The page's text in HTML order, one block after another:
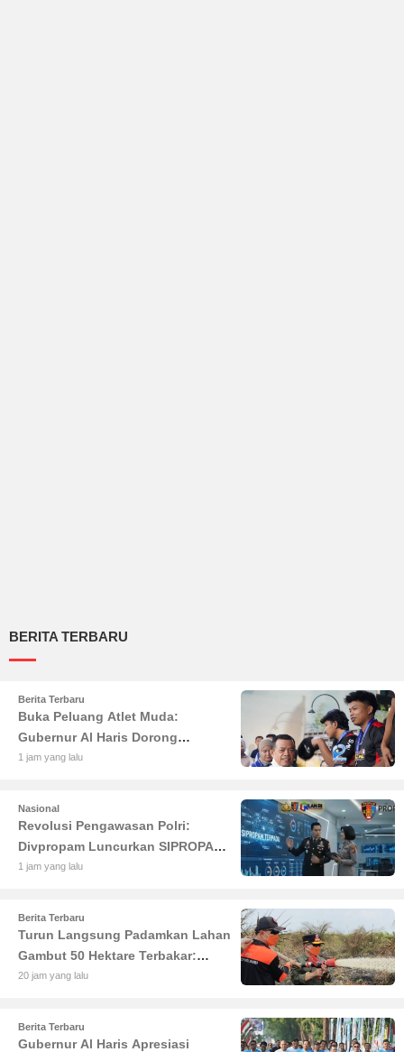
BERITA TERBARU
Berita Terbaru
Buka Peluang Atlet Muda:
Gubernur Al Haris Dorong
Turnamen Padel Piala Ketua DPRD
1 jam yang lalu
Nasional
Revolusi Pengawasan Polri:
Divpropam Luncurkan SIPROPAM
Terpadu Berbasis AI untuk
1 jam yang lalu
Berita Terbaru
Turun Langsung Padamkan Lahan
Gambut 50 Hektare Terbakar:
Gubernur Al Haris Minta Desa di
20 jam yang lalu
Berita Terbaru
Gubernur Al Haris Apresiasi